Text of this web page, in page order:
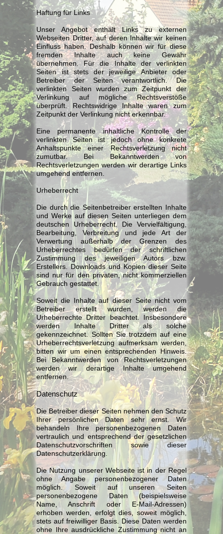
Haftung für Links
Unser Angebot enthält Links zu externen
Webseiten Dritter, auf deren Inhalte wir keinen
Einfluss haben. Deshalb können wir für diese
fremden Inhalte auch keine Gewähr
übernehmen. Für die Inhalte der verlinkten
Seiten ist stets der jeweilige Anbieter oder
Betreiber der Seiten verantwortlich. Die
verlinkten Seiten wurden zum Zeitpunkt der
Verlinkung auf mögliche Rechtsverstöße
überprüft. Rechtswidrige Inhalte waren zum
Zeitpunkt der Verlinkung nicht erkennbar.
Eine permanente inhaltliche Kontrolle der
verlinkten Seiten ist jedoch ohne konkrete
Anhaltspunkte einer Rechtsverletzung nicht
zumutbar. Bei Bekanntwerden von
Rechtsverletzungen werden wir derartige Links
umgehend entfernen.
Urheberrecht
Die durch die Seitenbetreiber erstellten Inhalte
und Werke auf diesen Seiten unterliegen dem
deutschen Urheberrecht. Die Vervielfältigung,
Bearbeitung, Verbreitung und jede Art der
Verwertung außerhalb der Grenzen des
Urheberrechtes bedürfen der schriftlichen
Zustimmung des jeweiligen Autors bzw.
Erstellers. Downloads und Kopien dieser Seite
sind nur für den privaten, nicht kommerziellen
Gebrauch gestattet.
Soweit die Inhalte auf dieser Seite nicht vom
Betreiber erstellt wurden, werden die
Urheberrechte Dritter beachtet. Insbesondere
werden Inhalte Dritter als solche
gekennzeichnet. Sollten Sie trotzdem auf eine
Urheberrechtsverletzung aufmerksam werden,
bitten wir um einen entsprechenden Hinweis.
Bei Bekanntwerden von Rechtsverletzungen
werden wir derartige Inhalte umgehend
entfernen.
Datenschutz
Die Betreiber dieser Seiten nehmen den Schutz
Ihrer persönlichen Daten sehr ernst. Wir
behandeln Ihre personenbezogenen Daten
vertraulich und entsprechend der gesetzlichen
Datenschutzvorschriften sowie dieser
Datenschutzerklärung.
Die Nutzung unserer Webseite ist in der Regel
ohne Angabe personenbezogener Daten
möglich. Soweit auf unseren Seiten
personenbezogene Daten (beispielsweise
Name, Anschrift oder E-Mail-Adressen)
erhoben werden, erfolgt dies, soweit möglich,
stets auf freiwilliger Basis. Diese Daten werden
ohne Ihre ausdrückliche Zustimmung nicht an